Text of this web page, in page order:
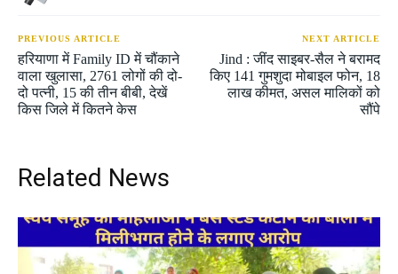
PREVIOUS ARTICLE
हरियाणा में Family ID में चौंकाने
वाला खुलासा, 2761 लोगों की दो-
दो पत्नी, 15 की तीन बीबी, देखें
किस जिले में कितने केस
NEXT ARTICLE
Jind : जींद साइबर-सैल ने बरामद
किए 141 गुमशुदा मोबाइल फोन, 18
लाख कीमत, असल मालिकों को
सौंपे
Related News